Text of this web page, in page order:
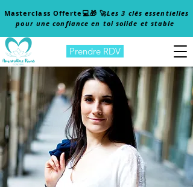
Masterclass Offerte 💻🎁 🚀Les 3 clés essentielles
pour une confiance en toi solide et stable
Prendre RDV